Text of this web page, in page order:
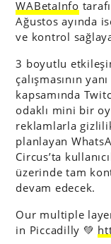
WABetaInfo
Ağustos ayında
ve kontrol
3 boyutlu
çalışmasının
kapsamında
odaklı mini bir
reklamlarla
planlayan
Circus’ta
üzerinde tam
devam edecek.
Our multiple
in Piccadilly 💚